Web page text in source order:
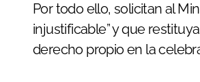
Por todo ello, solicitan al
injustificable” y que
derecho propio en la